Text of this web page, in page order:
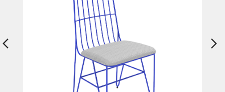
Previous